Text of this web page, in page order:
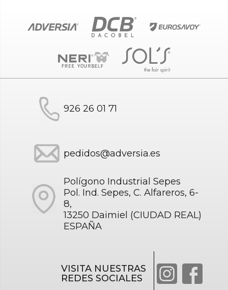
926 26 01 71
pedidos@adversia.es
Polígono Industrial Sepes
Pol. Ind. Sepes, C. Alfareros, 6-
8,
13250 Daimiel (CIUDAD REAL)
ESPAÑA
VISITA NUESTRAS
REDES SOCIALES